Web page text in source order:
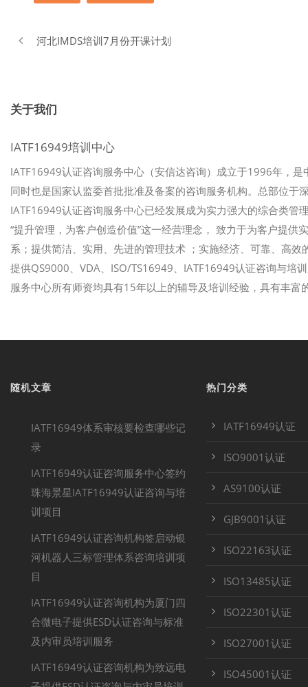
河北IMDS培训7月份开课计划
关于我们
IATF16949培训中心
IATF16949认证咨询服务中心（安信达咨询）成立于1996年，
同时也是国家认监委首批批准及备案的咨询服务机构。总部位于
IATF16949认证咨询服务中心已经发展成为实力强大的综合类
“提升管理，为客户创造价值”这一经营理念， 致力于为客户提
系；提供简洁、实用、先进的管理技术 ；实施经济、可靠、高
提供QS9000、VDA、ISO/TS16949、IATF16949认证咨询与培
服务中心所有师资均具有15年以上的辅导及培训经验，具有丰富
随机文章
IATF16949体系审核要检查哪些记
录
IATF16949认证咨询服务中心签约
珠海景星IATF16949认证咨询与培
训项目
IATF16949认证咨询机构签启动银
河机器人三标管理体系咨询培训项
目
IATF16949认证咨询机构为厦门四
合微电子提供ESD认证咨询与标准
及内审员培训服务
IATF16949认证咨询机构为致远电
热门分类
IATF16949认证
ISO9001认证
AS9100认证
GJB9001认证
ISO22163认证
ISO13485认证
ISO22301认证
ISO27001认证
ISO45001认证